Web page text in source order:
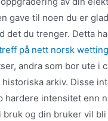
gave til noen du er
det du trenger. Detta
på nett norsk wetting
andra som bor ute i
arkiv. Disse
hardere intensitet enn
bruk og din bruker vil